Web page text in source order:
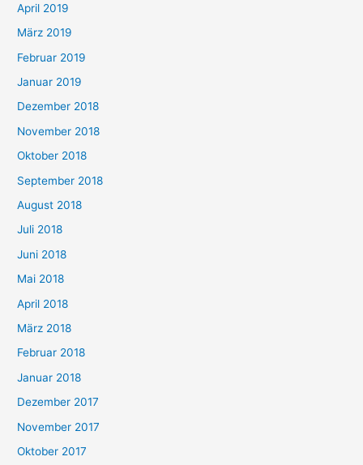
April 2019
März 2019
Februar 2019
Januar 2019
Dezember 2018
November 2018
Oktober 2018
September 2018
August 2018
Juli 2018
Juni 2018
Mai 2018
April 2018
März 2018
Februar 2018
Januar 2018
Dezember 2017
November 2017
Oktober 2017